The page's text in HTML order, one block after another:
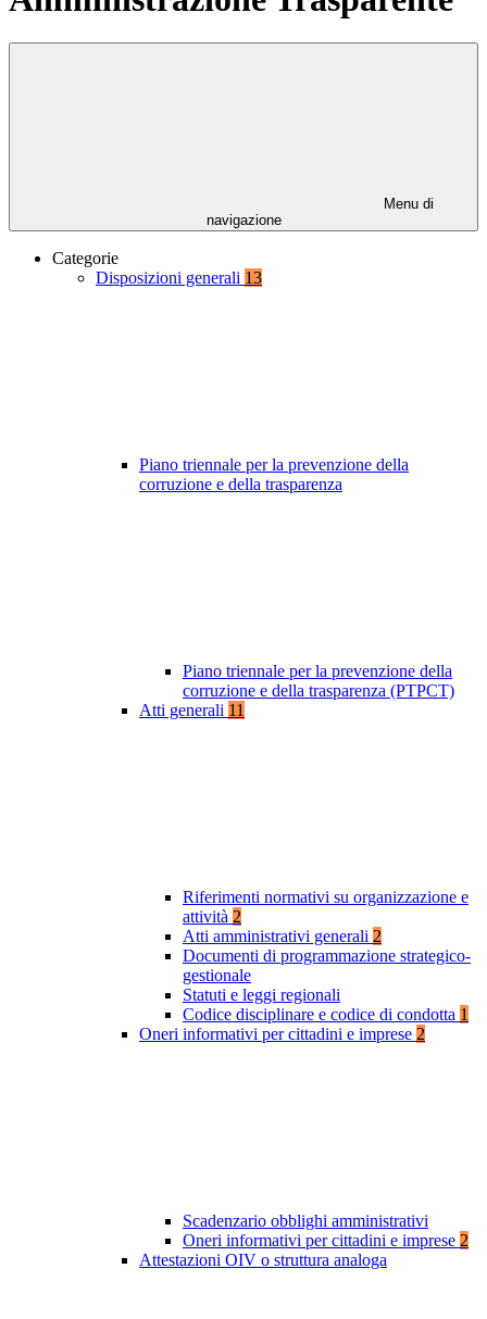
Menu di
navigazione
Categorie
Disposizioni generali 13
Piano triennale per la prevenzione della
corruzione e della trasparenza
Piano triennale per la prevenzione della
corruzione e della trasparenza (PTPCT)
Atti generali 11
Riferimenti normativi su organizzazione e
attività 2
Atti amministrativi generali 2
Documenti di programmazione strategico-
gestionale
Statuti e leggi regionali
Codice disciplinare e codice di condotta 1
Oneri informativi per cittadini e imprese 2
Scadenzario obblighi amministrativi
Oneri informativi per cittadini e imprese 2
Attestazioni OIV o struttura analoga